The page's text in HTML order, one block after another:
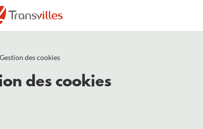
Gestion des cookies
des cookies